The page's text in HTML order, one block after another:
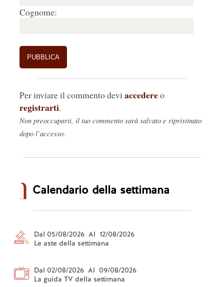
Cognome:
Per inviare il commento devi accedereo
registrarti.
Non preoccuparti, il tuo commento sarà salvato e ripristinato
dopo l’accesso.
Calendario della settimana
Dal 05/08/2026 Al 12/08/2026
Le aste della settimana
Dal 02/08/2026 Al 09/08/2026
La guida TV della settimana